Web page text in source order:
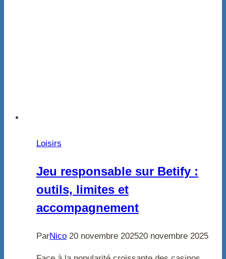
Loisirs
Jeu responsable sur Betify :
outils, limites et
accompagnement
ParNico 20 novembre 202520 novembre 2025